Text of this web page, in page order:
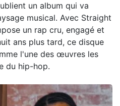
un album qui va
musical. Avec Straight
un rap cru, engagé et
ans plus tard, ce disque
l'une des œuvres les
du hip-hop.